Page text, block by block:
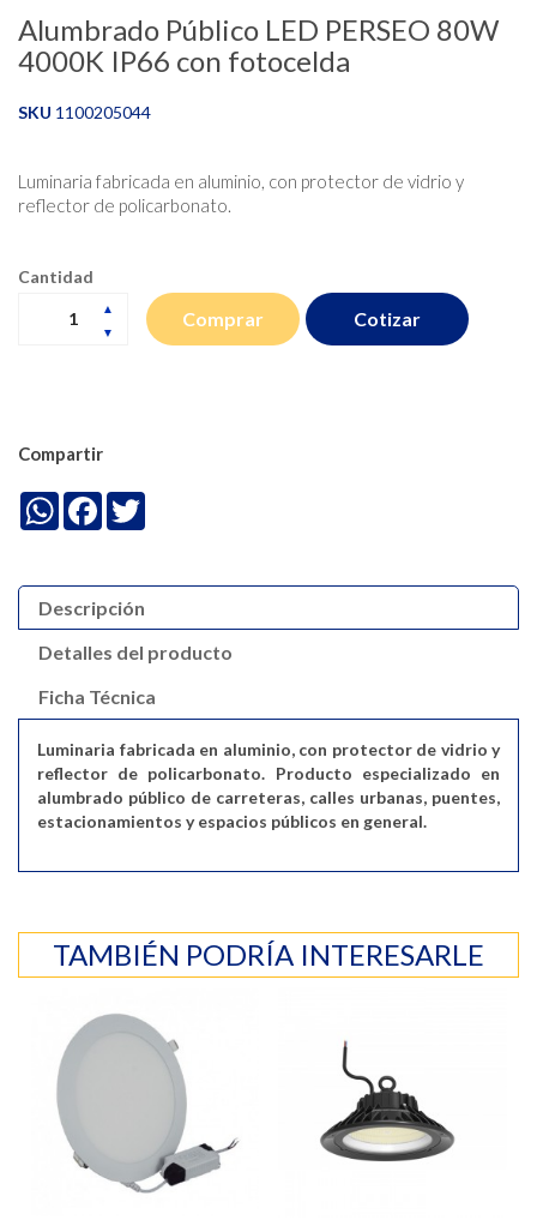
Alumbrado Público LED PERSEO 80W
4000K IP66 con fotocelda
SKU 1100205044
Luminaria fabricada en aluminio, con protector de vidrio y
reflector de policarbonato.
Cantidad
Comprar Cotizar
Compartir
WhatsApp
Facebook
Descripción
Detalles del producto
Ficha Técnica
Luminaria fabricada en aluminio, con protector de vidrio y
reflector de policarbonato. Producto especializado en
alumbrado público de carreteras, calles urbanas, puentes,
estacionamientos y espacios públicos en general.
TAMBIÉN PODRÍA INTERESARLE